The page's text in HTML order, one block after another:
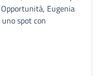
Eugenia
spot con